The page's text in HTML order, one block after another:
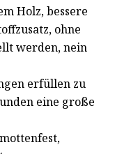
Holz, bessere
ohne
werden, nein
erfüllen zu
eine große